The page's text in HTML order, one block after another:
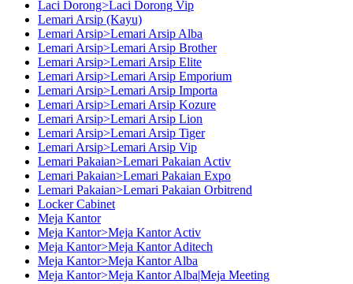
Laci Dorong>Laci Dorong Vip
Lemari Arsip (Kayu)
Lemari Arsip>Lemari Arsip Alba
Lemari Arsip>Lemari Arsip Brother
Lemari Arsip>Lemari Arsip Elite
Lemari Arsip>Lemari Arsip Emporium
Lemari Arsip>Lemari Arsip Importa
Lemari Arsip>Lemari Arsip Kozure
Lemari Arsip>Lemari Arsip Lion
Lemari Arsip>Lemari Arsip Tiger
Lemari Arsip>Lemari Arsip Vip
Lemari Pakaian>Lemari Pakaian Activ
Lemari Pakaian>Lemari Pakaian Expo
Lemari Pakaian>Lemari Pakaian Orbitrend
Locker Cabinet
Meja Kantor
Meja Kantor>Meja Kantor Activ
Meja Kantor>Meja Kantor Aditech
Meja Kantor>Meja Kantor Alba
Meja Kantor>Meja Kantor Alba|Meja Meeting